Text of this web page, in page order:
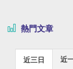
熱門文章
近三日 近